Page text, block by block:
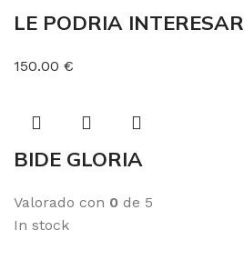
LE PODRIA INTERESAR
150.00 €
BIDE GLORIA
Valorado con 0 de 5
In stock